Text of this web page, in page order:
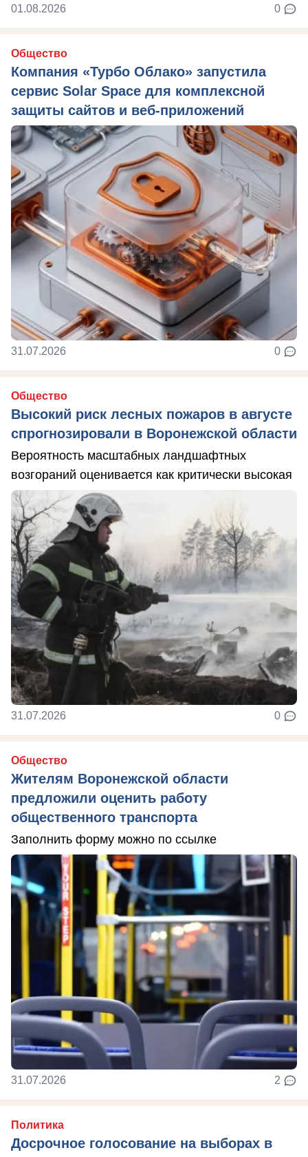
01.08.2026 0
Общество
Компания «Турбо Облако» запустила
сервис Solar Space для комплексной
защиты сайтов и веб-приложений
31.07.2026 0
Общество
Высокий риск лесных пожаров в августе
спрогнозировали в Воронежской области
Вероятность масштабных ландшафтных
возгораний оценивается как критически высокая
31.07.2026 0
Общество
Жителям Воронежской области
предложили оценить работу
общественного транспорта
Заполнить форму можно по ссылке
31.07.2026 2
Политика
Досрочное голосование на выборах в